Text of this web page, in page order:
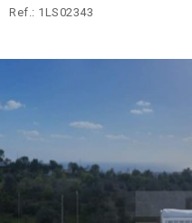
Ref.: 1LS02343